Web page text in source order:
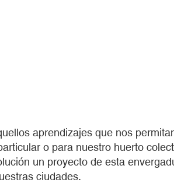
aprendizajes que nos
o para nuestro huerto
un proyecto de esta
ciudades.